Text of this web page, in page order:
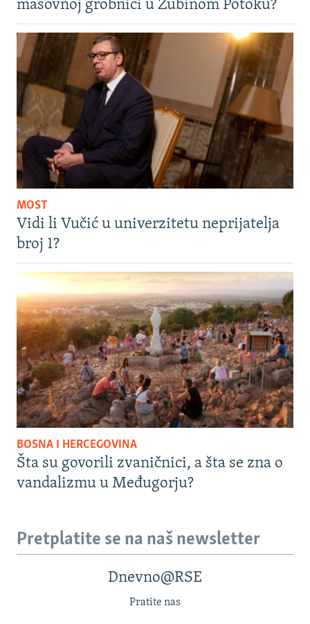
masovnoj grobnici u Zubinom Potoku?
MOST
Vidi li Vučić u univerzitetu neprijatelja
broj 1?
BOSNA I HERCEGOVINA
Šta su govorili zvaničnici, a šta se zna o
vandalizmu u Međugorju?
Pretplatite se na naš newsletter
Dnevno@RSE
Pratite nas